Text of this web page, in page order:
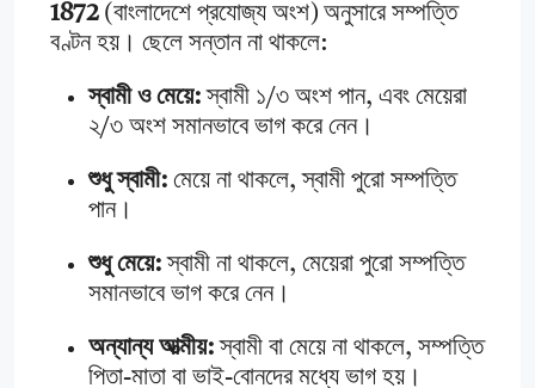
1872 (বাংলাদেশে প্রযোজ্য অংশ) অনুসারে সম্পত্তি
বণ্টন হয়। ছেলে সন্তান না থাকলে:
স্বামী ও মেয়ে:স্বামী ১/৩ অংশ পান, এবং মেয়েরা
২/৩ অংশ সমানভাবে ভাগ করে নেন।
শুধু স্বামী: মেয়ে না থাকলে, স্বামী পুরো সম্পত্তি
পান।
শুধু মেয়ে:স্বামী না থাকলে, মেয়েরা পুরো সম্পত্তি
সমানভাবে ভাগ করে নেন।
অন্যান্য আত্মীয়:স্বামী বা মেয়ে না থাকলে, সম্পত্তি
পিতা-মাতা বা ভাই-বোনদের মধ্যে ভাগ হয়।